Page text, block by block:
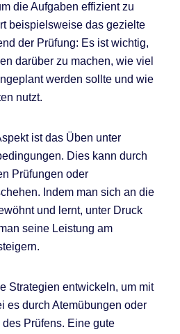
die Aufgaben effizient zu
beispielsweise das gezielte
der Prüfung: Es ist wichtig,
darüber zu machen, wie viel
werden sollte und wie
nutzt.
ist das Üben unter
Dies kann durch
Prüfungen oder
Indem man sich an die
und lernt, unter Druck
seine Leistung am
Strategien entwickeln, um mit
es durch Atemübungen oder
Prüfens. Eine gute